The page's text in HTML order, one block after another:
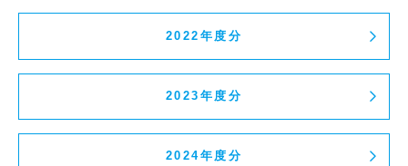
2022年度分
2023年度分
2024年度分